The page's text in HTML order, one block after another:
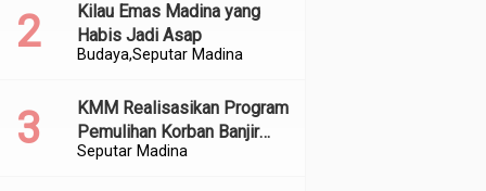
BudayaSeputar Madina
Kilau Emas Madina yang
Habis Jadi Asap
Seputar Madina
KMM Realisasikan Program
Pemulihan Korban Banjir
dan Longsor di Kabupaten